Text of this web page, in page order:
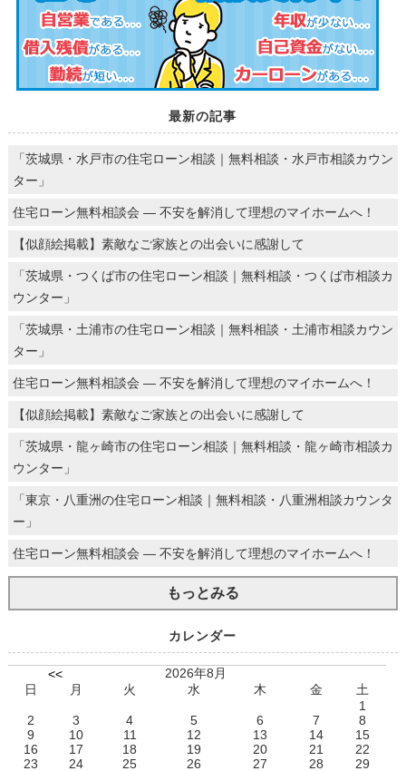
最新の記事
「茨城県・水戸市の住宅ローン相談｜無料相談・水戸市相談カウン
ター」
住宅ローン無料相談会 ― 不安を解消して理想のマイホームへ！
【似顔絵掲載】素敵なご家族との出会いに感謝して
「茨城県・つくば市の住宅ローン相談｜無料相談・つくば市相談カ
ウンター」
「茨城県・土浦市の住宅ローン相談｜無料相談・土浦市相談カウン
ター」
住宅ローン無料相談会 ― 不安を解消して理想のマイホームへ！
【似顔絵掲載】素敵なご家族との出会いに感謝して
「茨城県・龍ヶ崎市の住宅ローン相談｜無料相談・龍ヶ崎市相談カ
ウンター」
「東京・八重洲の住宅ローン相談｜無料相談・八重洲相談カウンタ
ー」
住宅ローン無料相談会 ― 不安を解消して理想のマイホームへ！
もっとみる
カレンダー
<<
2026年8月
日
月 火 水 木 金
土
1
2
3 4 5 6 7
8
9
10 11 12 13 14
15
16
17 18 19 20 21
22
23
24 25 26 27 28
29